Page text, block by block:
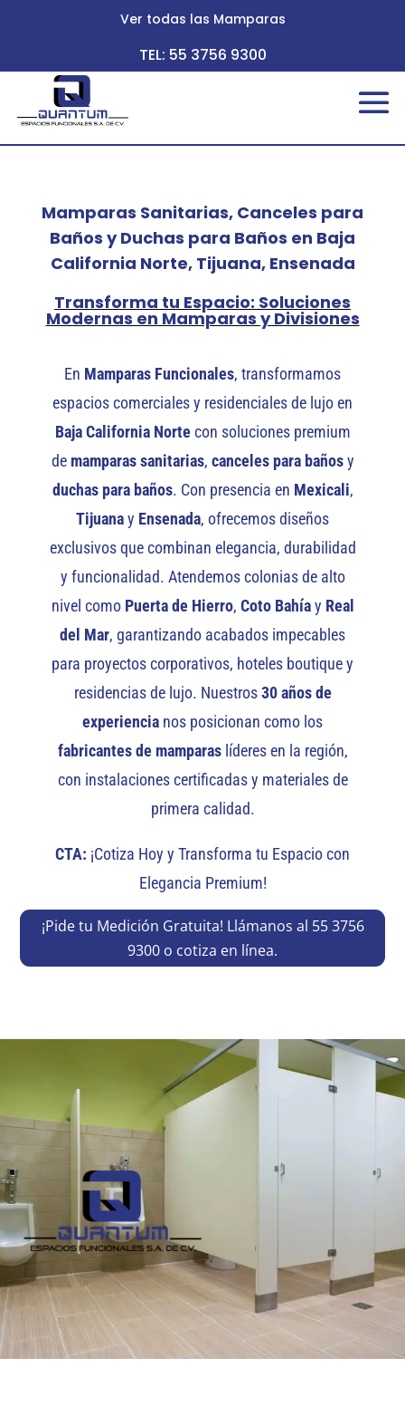
Ver todas las Mamparas
TEL: 55 3756 9300
Mamparas Sanitarias, Canceles para
Baños y Duchas para Baños en Baja
California Norte, Tijuana, Ensenada
Transforma tu Espacio: Soluciones
Modernas en Mamparas y Divisiones
En Mamparas Funcionales, transformamos
espacios comerciales y residenciales de lujo en
Baja California Norte con soluciones premium
de mamparas sanitarias, canceles para bañosy
duchas para baños. Con presencia en Mexicali,
Tijuanay Ensenada, ofrecemos diseños
exclusivos que combinan elegancia, durabilidad
y funcionalidad. Atendemos colonias de alto
nivel como Puerta de Hierro, Coto Bahíay Real
del Mar, garantizando acabados impecables
para proyectos corporativos, hoteles boutique y
residencias de lujo. Nuestros30 años de
experiencia nos posicionan como los
fabricantes de mamparaslíderes en la región,
con instalaciones certificadas y materiales de
primera calidad.
CTA: ¡Cotiza Hoy y Transforma tu Espacio con
Elegancia Premium!
¡Pide tu Medición Gratuita! Llámanos al 55 3756
9300 o cotiza en línea.